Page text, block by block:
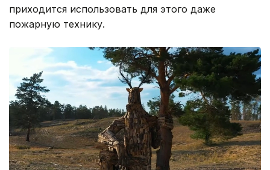
приходится использовать для этого даже
пожарную технику.